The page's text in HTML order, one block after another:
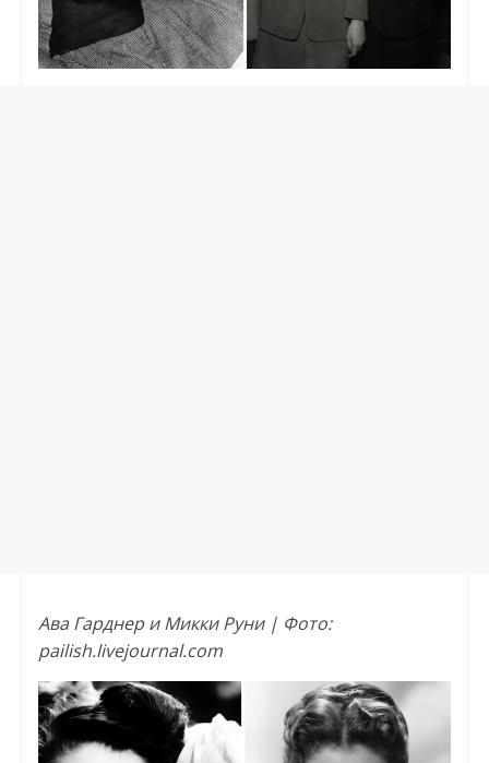
Ава Гарднер и Микки Руни | Фото:
pailish.livejournal.com